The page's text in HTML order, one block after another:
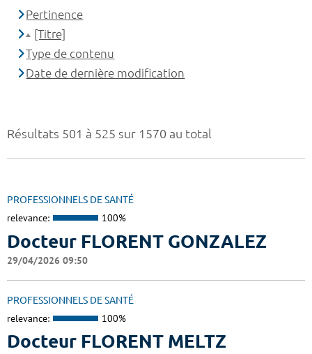
Résultats 501 à 525 sur 1570 au total
PROFESSIONNELS DE SANTÉ
relevance: 100%
Docteur FLORENT GONZALEZ
29/04/2026 09:50
PROFESSIONNELS DE SANTÉ
relevance: 100%
Docteur FLORENT MELTZ
Pertinence
[Titre]
Type de contenu
Date de dernière modification